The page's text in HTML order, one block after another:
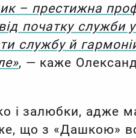
– престижна
початку служби
службу й
, — каже
і залюбки, адже
що з «Дашкою»